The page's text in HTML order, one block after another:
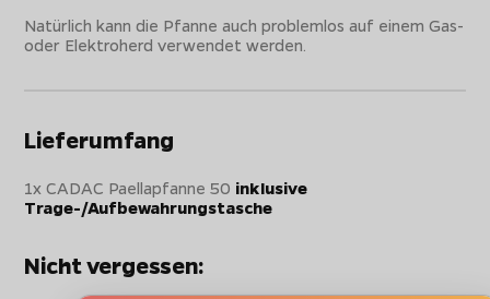
Natürlich kann die Pfanne auch problemlos auf einem Gas-
oder Elektroherd verwendet werden.
Lieferumfang
1x CADAC Paellapfanne 50 inklusive
Trage-/Aufbewahrungstasche
Nicht vergessen: